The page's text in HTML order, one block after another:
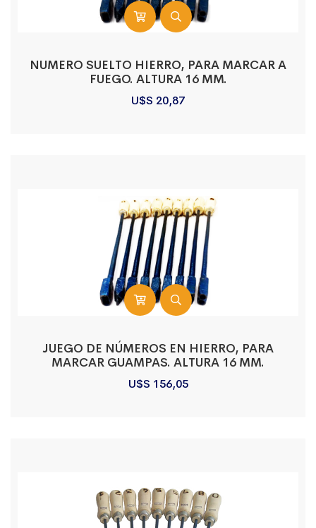
NUMERO SUELTO HIERRO, PARA MARCAR A
FUEGO. ALTURA 16 MM.
U$S 20,87
JUEGO DE NÚMEROS EN HIERRO, PARA
MARCAR GUAMPAS. ALTURA 16 MM.
U$S 156,05